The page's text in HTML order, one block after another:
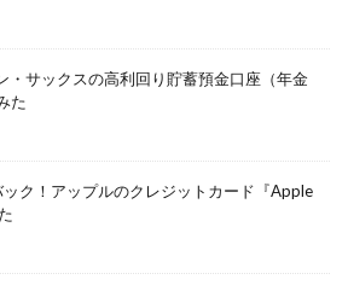
・サックスの高利回り貯蓄預金口座（年金
た
ク！アップルのクレジットカード『Apple